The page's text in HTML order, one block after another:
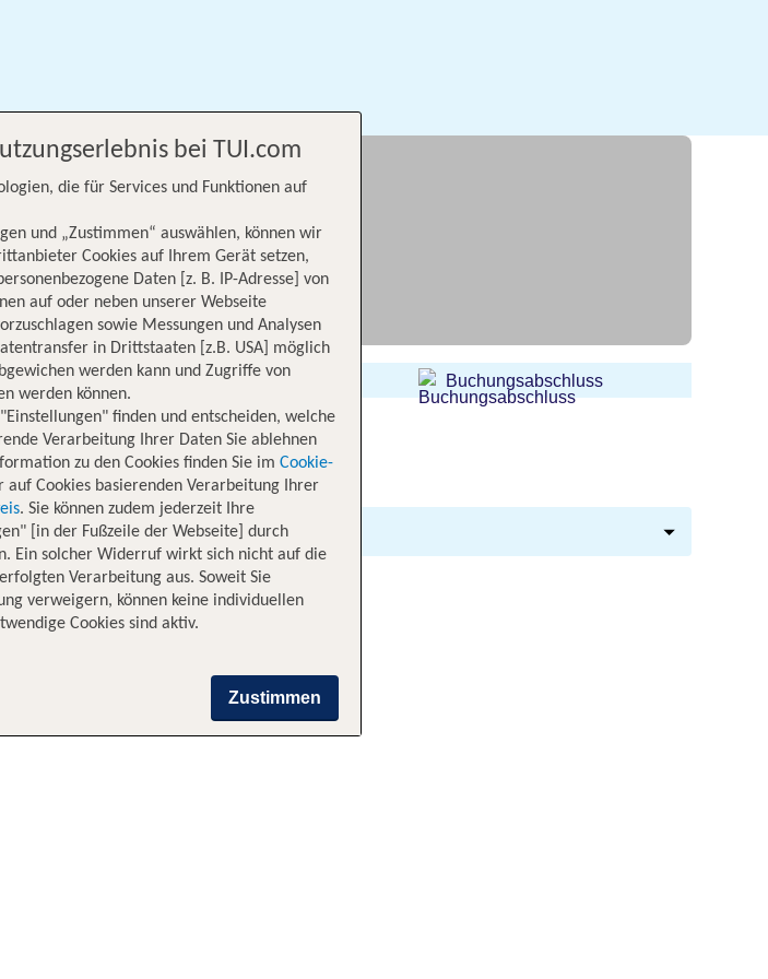
Buchung Buchungsabschluss
bei TUI.com
die für Services und Funktionen auf
und „Zustimmen“ auswählen, können wir
Cookies auf Ihrem Gerät setzen,
Daten [z. B. IP-Adresse] von
auf oder neben unserer Webseite
sowie Messungen und Analysen
in Drittstaaten [z.B. USA] möglich
werden kann und Zugriffe von
werden können.
finden und entscheiden, welche
Verarbeitung Ihrer Daten Sie ablehnen
zu den Cookies finden Sie im Cookie-
auf Cookies basierenden Verarbeitung Ihrer
. Sie können zudem jederzeit Ihre
[in der Fußzeile der Webseite] durch
Ein solcher Widerruf wirkt sich nicht auf die
Verarbeitung aus. Soweit Sie
verweigern, können keine individuellen
Cookies sind aktiv.
Zustimmen